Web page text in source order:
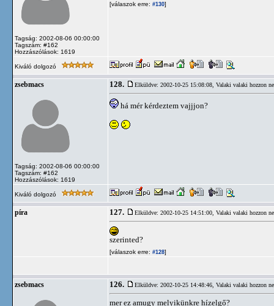
Tagság: 2002-08-06 00:00:00
Tagszám: #162
Hozzászólások: 1619
[válaszok erre: #130]
Kiváló dolgozó
zsebmacs
Tagság: 2002-08-06 00:00:00
Tagszám: #162
Hozzászólások: 1619
128. Elküldve: 2002-10-25 15:08:08, Valaki valaki hozzon
há mér kérdeztem vajjjon?
Kiváló dolgozó
píra 127. Elküldve: 2002-10-25 14:51:00, Valaki valaki hozzon
szerinted?
[válaszok erre: #128]
zsebmacs 126. Elküldve: 2002-10-25 14:48:46, Valaki valaki hozzon
mer ez amugy melyikünkre hízelgő?